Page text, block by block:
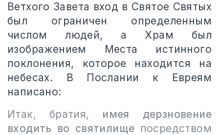
Ветхого Завета вход в Святое Святых
был ограничен определенным
числом людей, а Храм был
изображением Места истинного
поклонения, которое находится на
небесах. В Послании к Евреям
написано:
Итак, братия, имея дерзновение
входить во святилище посредством